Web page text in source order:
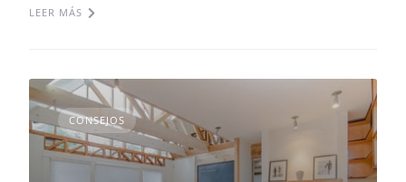
LEER MÁS
CONSEJOS